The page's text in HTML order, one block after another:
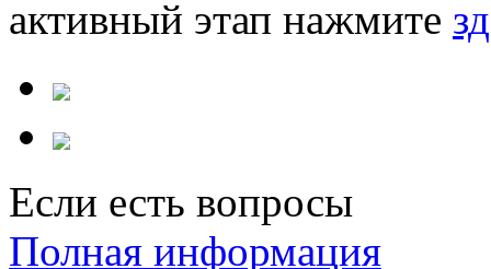
активный этап нажмите
Если есть вопросы
Полная информация